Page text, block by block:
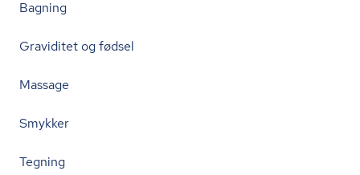
Bagning
Graviditet og fødsel
Massage
Smykker
Tegning